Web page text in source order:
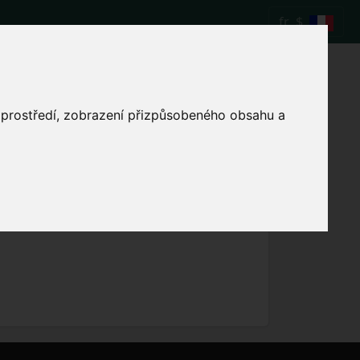
zobrazení přizpůsobeného obsahu a
fr $
match de